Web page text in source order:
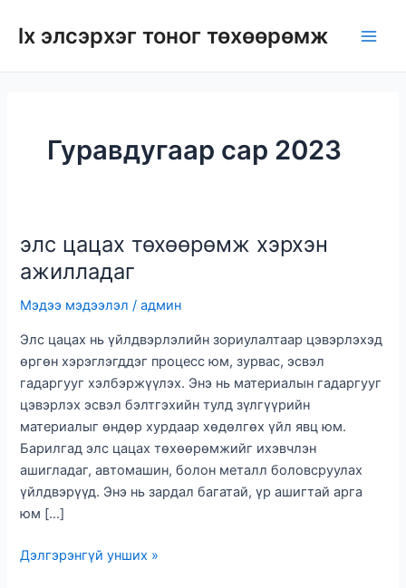
рууlx элсэрхэг тоног төхөөрөмж
Гуравдугаар сар 2023
элс цацах төхөөрөмж хэрхэн
ажилладаг
Мэдээ мэдээлэл /админ
Элс цацах нь үйлдвэрлэлийн зориулалтаар цэвэрлэхэд
өргөн хэрэглэгддэг процесс юм, зурвас, эсвэл
гадаргууг хэлбэржүүлэх. Энэ нь материалын гадаргууг
цэвэрлэх эсвэл бэлтгэхийн тулд зүлгүүрийн
материалыг өндөр хурдаар хөдөлгөх үйл явц юм.
Барилгад элс цацах төхөөрөмжийг ихэвчлэн
ашигладаг, автомашин, болон металл боловсруулах
үйлдвэрүүд. Энэ нь зардал багатай, үр ашигтай арга
юм […]
элс
Дэлгэрэнгүй унших »